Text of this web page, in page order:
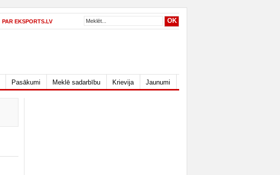
PAR EKSPORTS.LV
Pasākumi Meklē sadarbību Krievija Jaunumi